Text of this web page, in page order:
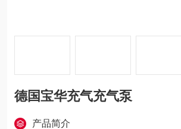
德国宝华充气充气泵
产品简介